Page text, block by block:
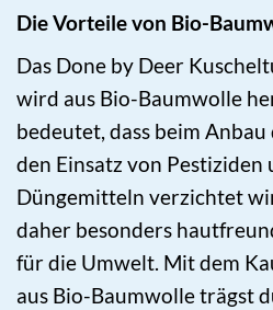
Die Vorteile von Bio-
Das Done by Deer
wird aus Bio-Baumwolle
bedeutet, dass beim
den Einsatz von Pestiziden
Düngemitteln verzichtet
daher besonders
für die Umwelt. Mit dem
aus Bio-Baumwolle trägst